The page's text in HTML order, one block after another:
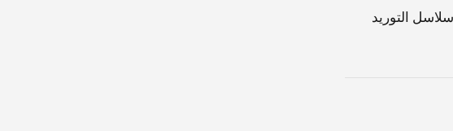
التوريد